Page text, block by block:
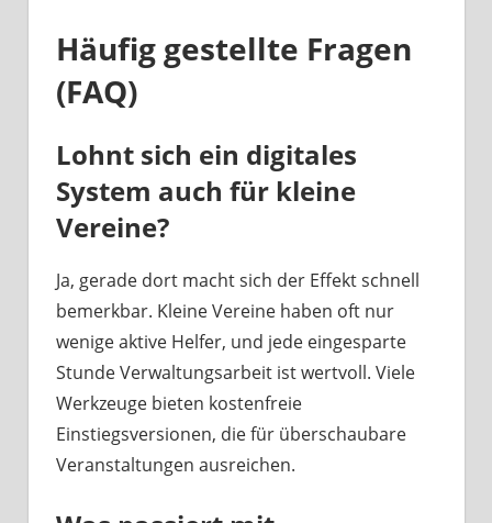
Häufig gestellte Fragen
(FAQ)
Lohnt sich ein digitales
System auch für kleine
Vereine?
Ja, gerade dort macht sich der Effekt schnell
bemerkbar. Kleine Vereine haben oft nur
wenige aktive Helfer, und jede eingesparte
Stunde Verwaltungsarbeit ist wertvoll. Viele
Werkzeuge bieten kostenfreie
Einstiegsversionen, die für überschaubare
Veranstaltungen ausreichen.